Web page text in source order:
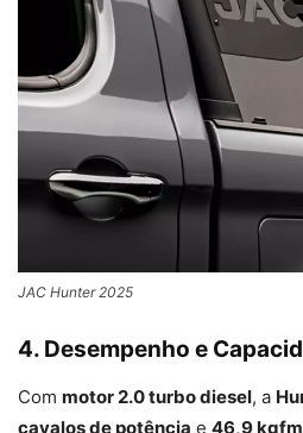
JAC Hunter 2025
4. Desempenho e
Com motor 2.0 turbo diesel, a
cavalos de potência e 46,9